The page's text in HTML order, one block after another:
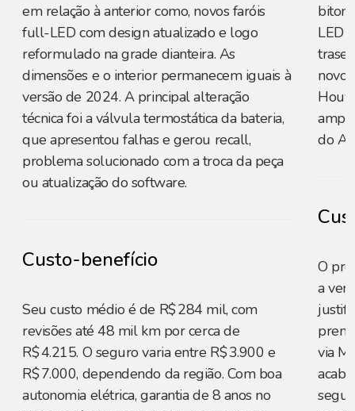
em relação à anterior como, novos faróis
full-LED com design atualizado e logo
reformulado na grade dianteira. As
dimensões e o interior permanecem iguais à
versão de 2024. A principal alteração
técnica foi a válvula termostática da bateria,
que apresentou falhas e gerou recall,
problema solucionado com a troca da peça
ou atualização do software.
Custo-benefício
Seu custo médio é de R$ 284 mil, com
revisões até 48 mil km por cerca de
R$ 4.215. O seguro varia entre R$ 3.900 e
R$ 7.000, dependendo da região. Com boa
autonomia elétrica, garantia de 8 anos no
LED
do
O
a
via